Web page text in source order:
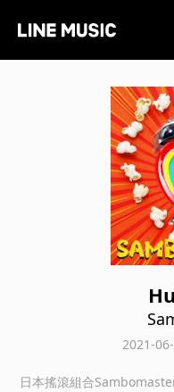
2021-
日本搖滾組合